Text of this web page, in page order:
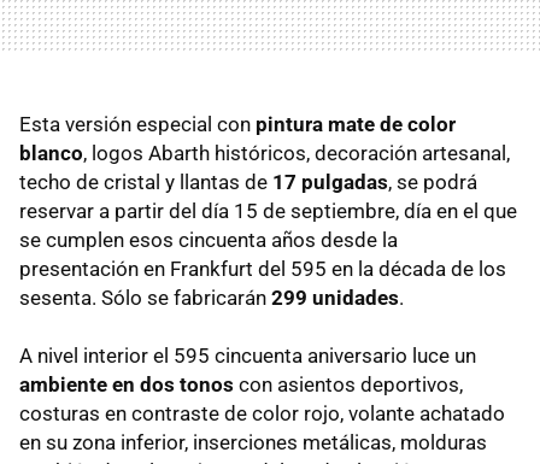
Esta versión especial con pintura mate de color
blanco, logos Abarth históricos, decoración artesanal,
techo de cristal y llantas de 17 pulgadas, se podrá
reservar a partir del día 15 de septiembre, día en el que
se cumplen esos cincuenta años desde la
presentación en Frankfurt del 595 en la década de los
sesenta. Sólo se fabricarán 299 unidades.
A nivel interior el 595 cincuenta aniversario luce un
ambiente en dos tonos con asientos deportivos,
costuras en contraste de color rojo, volante achatado
en su zona inferior, inserciones metálicas, molduras